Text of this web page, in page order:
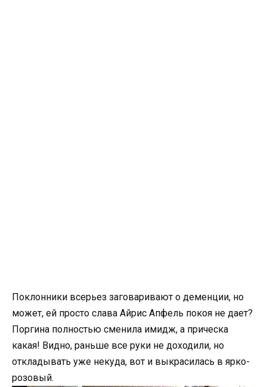
Поклонники всерьез заговаривают о деменции, но
может, ей просто слава Айрис Апфель покоя не дает?
Поргина полностью сменила имидж, а прическа
какая! Видно, раньше все руки не доходили, но
откладывать уже некуда, вот и выкрасилась в ярко-
розовый.